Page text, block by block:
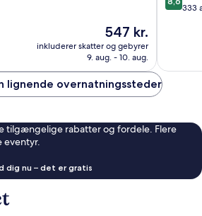
Prisen
er
547 kr.
547 kr.
inkluderer skatter og gebyrer
9. aug. - 10. aug.
ud 333
lignende overnatningssteder
tilgængelige rabatter og fordele. Flere
eventyr.
dig nu – det er gratis